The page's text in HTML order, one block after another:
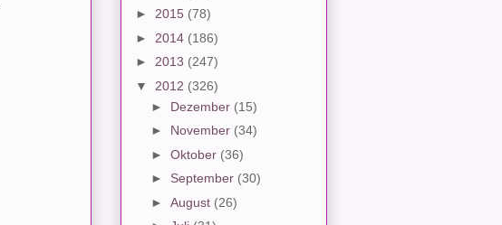
► 2015 (78)
► 2014 (186)
► 2013 (247)
▼ 2012 (326)
► Dezember (15)
► November (34)
► Oktober (36)
► September (30)
► August (26)